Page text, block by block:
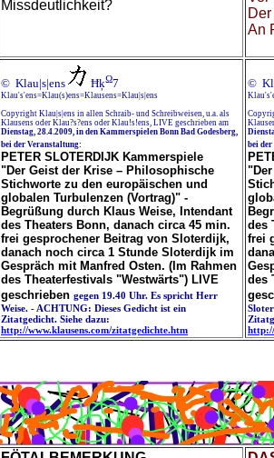
Missdeutlichkeit?
An
© Klau|s|ens ĦķΩ7
Klau's'ens=Klau(s)ens=Klausens=Klau|s|ens
Copyright Klau|s|ens in allen Schraib- und Schreibweisen, u.a. als
Klausens oder Klau?s?ens oder Klau!s!ens, LIVE geschrieben am
Dienstag, 28.4.2009, in den Kammerspielen Bonn Bad Godesberg,
bei der Veranstaltung:
PETER SLOTERDIJK Kammerspiele
"Der Geist der Krise – Philosophische
Stichworte zu den europäischen und
globalen Turbulenzen (Vortrag)" -
Begrüßung durch Klaus Weise, Intendant
des Theaters Bonn, danach circa 45 min.
frei gesprochener Beitrag von Sloterdijk,
danach noch circa 1 Stunde Sloterdijk im
Gespräch mit Manfred Osten. (Im Rahmen
des Theaterfestivals "Westwärts") LIVE
geschrieben gegen 19.40 Uhr. Es spricht Herr
Weise. - ACHTUNG: Dieses Gedicht ist ein
Zitatgedicht. Siehe dazu:
http://www.klausens.com/zitatgedichte.htm
©
bei
des
frei
des